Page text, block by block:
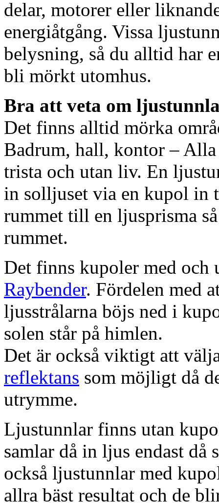
delar, motorer eller
energiåtgång. Vissa
belysning, så du alltid har
bli mörkt utomhus.
Bra att veta om
Det finns alltid mörka
Badrum, hall, kontor – Alla
trista och utan liv. En
in solljuset via en kupol in
rummet till en ljusprisma
rummet.
Det finns kupoler med och
Raybender. Fördelen med
ljusstrålarna böjs ned i
solen står på himlen.
Det är också viktigt att
reflektans som möjligt då
utrymme.
Ljustunnlar finns utan
samlar då in ljus endast då
också ljustunnlar med
allra bäst resultat och de